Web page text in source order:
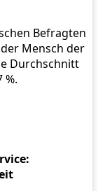
Befragten
Mensch der
Durchschnitt
%.